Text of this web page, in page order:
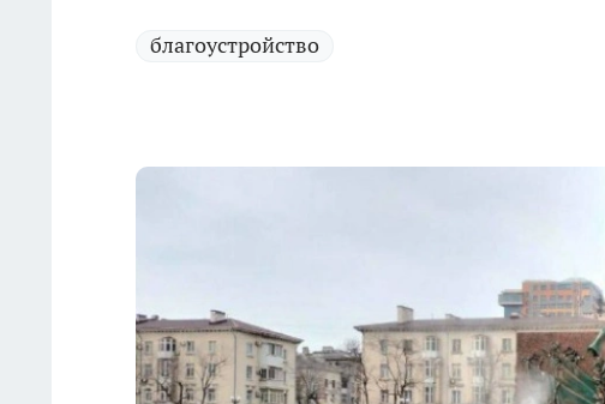
благоустройство